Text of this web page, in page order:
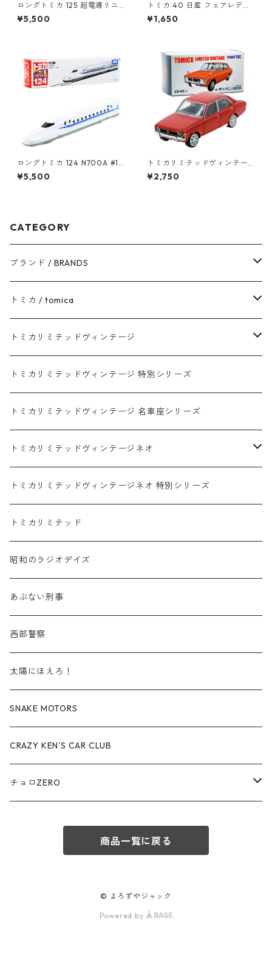
ロングトミカ 125 超電導リニ
ア L0系 #10824619
¥5,500
トミカ 40 日産 フェアレディ
Z NISMO #10801009
¥1,650
ロングトミカ 124 N700A #10
486213
¥5,500
トミカリミテッドヴィンテー
ジ LV-45a 三菱 ギャラン AⅡ
GS #10212676
¥2,750
CATEGORY
ブランド / BRANDS
トヨタ / TOYOTA
ダイハツ / DAIHATSU
マツダ / MAZDA
ホンダ / HONDA
日産 / NISSAN
スバル / SUBARU
スズキ / SUZUKI
三菱 / MITSUBISHI
シボレー / Chevrolet
ビー・エム・ダブリュー / BMW
レクサス / LEXUS
アウディ / Audi
ロータス / LOTUS
三菱ふそう/ MITSUBISHI FUSO
トミカ / tomica
赤箱 - 現行トミカ
赤箱 - 限定トミカ 初回特別カラー
赤箱 - 絶版（廃盤）トミカ No.1-120
赤箱 - 絶版（廃盤）トミカ No.1-9
赤箱 - 絶版（廃盤）トミカ No.10-19
赤箱 - 絶版（廃盤）トミカ No.60-69
赤箱 - 絶版（廃盤）トミカ No.70-79
赤箱 - 絶版（廃盤）トミカ No.110-119
赤箱 - 絶版（廃盤）ロングトミカ No.121-
赤箱 - 車種別
乗用車
商用車・公用車
トミカリミテッドヴィンテージ
TLV - NEW LINEUP
TLV - No. LV-00-195
TLV - No. LV-00-09
TLV - No. LV-10-19
TLV - No. LV-60-69
TLV - No. LV-70-79
TLV - No. LV-110-119
TLV - 車種別
乗用車
商用車・公用車
トミカリミテッドヴィンテージ 特別シリーズ
トミカリミテッドヴィンテージ 名車座シリーズ
トミカリミテッドヴィンテージネオ
TLVN - NEW LINEUP
TLVN - No. LV-00-219
TLVN - No. LV-00-09
TLVN - No. LV-10-19
TLVN - No. LV-60-69
TLVN - No. LV-70-79
TLVN - 車種別
乗用車
商用車・公用車
トミカリミテッドヴィンテージネオ 特別シリーズ
トミカリミテッド
昭和のラジオデイズ
あぶない刑事
西部警察
太陽にほえろ！
SNAKE MOTORS
CRAZY KEN'S CAR CLUB
チョロZERO
チョロQZERO - No. Z-00-09
あぶない刑事
商品一覧に戻る
© よろずやジャック
Powered by